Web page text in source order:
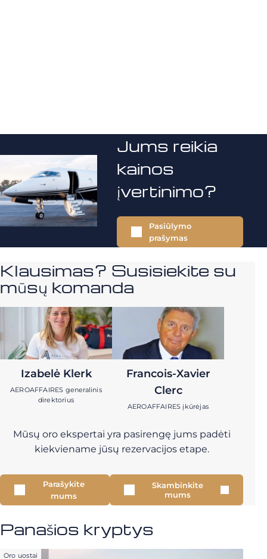
Jums reikia
kainos
įvertinimo?
Pasiūlymo
prašymas
Klausimas? Susisiekite su
mūsų komanda
Izabelė Klerk
AEROAFFAIRES generalinis
direktorius
Francois-Xavier
Clerc
AEROAFFAIRES įkūrėjas
Mūsų oro ekspertai yra pasirengę jums padėti
kiekviename jūsų rezervacijos etape.
Parašykite
mums
Skambinkite
mums
Panašios kryptys
Oro uostai